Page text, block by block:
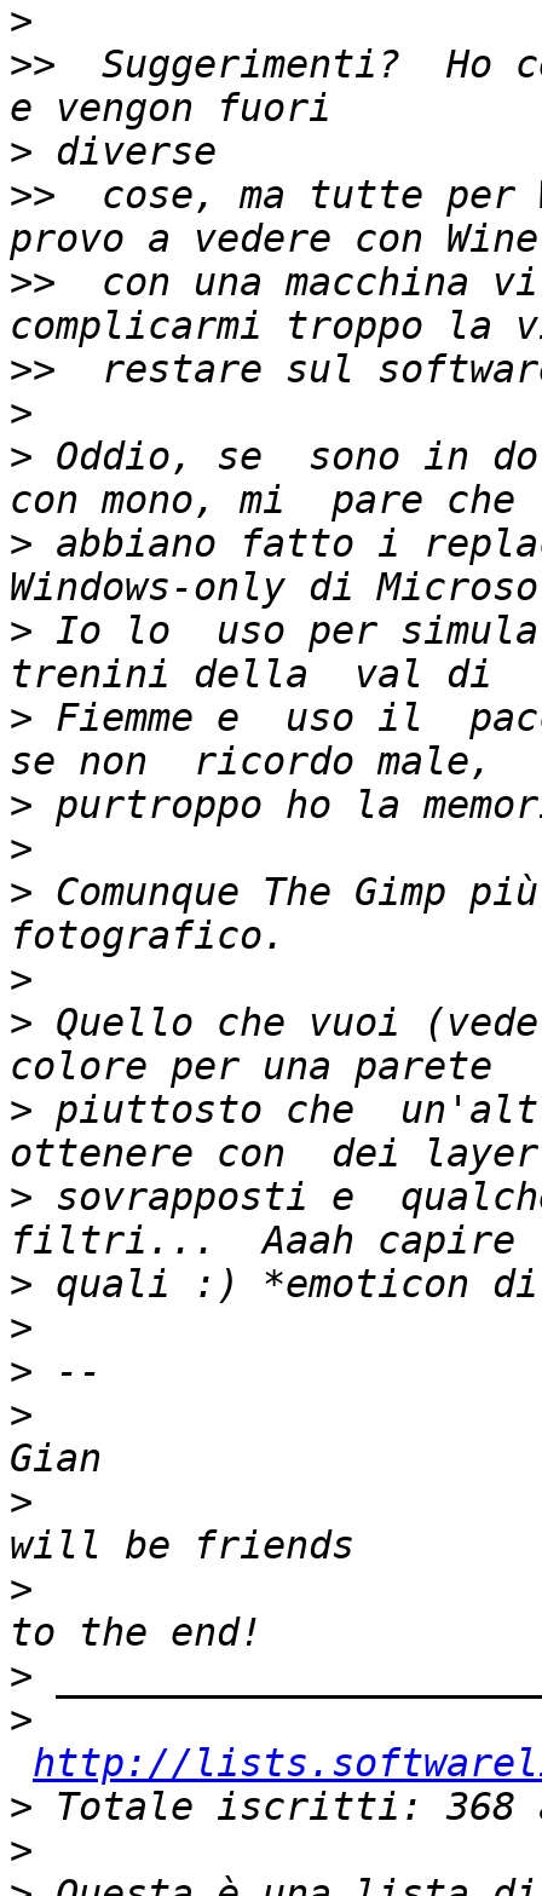
>
>>
Suggerimenti?  Ho
>
>>
cose, ma tutte per
>>
con una macchina
>>
>
> Oddio, se  sono in
> abbiano fatto i
> Io lo  uso per
> Fiemme e  uso il
>
>
> Comunque The
>
> Quello che vuoi
> piuttosto che
> sovrapposti e
>
>
>
>
>
>
>
>
http://
>
>